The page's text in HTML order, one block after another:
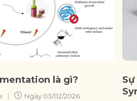
là gì?
| Ngày 03/02/2026